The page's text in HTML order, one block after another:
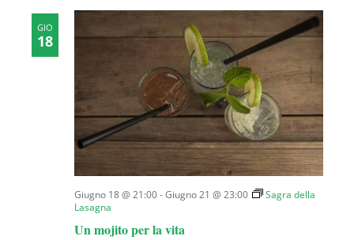
GIO
18
Un mojito per la vita
Giugno 18 @ 21:00-Giugno 21 @ 23:00
Sagra della
Lasagna